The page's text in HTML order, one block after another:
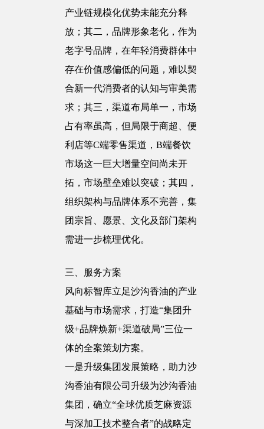
产业链规模化优势未能充分释
放；其二，品牌形象老化，作为
老字号品牌，在年轻消费群体中
存在价值感偏低的问题，难以契
合新一代消费者的认知与审美需
求；其三，渠道布局单一，市场
占有率虽高，但局限于商超、便
利店等C端零售渠道，B端餐饮
市场这一巨大增量空间尚未开
拓，市场壁垒难以突破；其四，
组织架构与品牌体系不完善，集
团宗旨、愿景、文化及部门架构
需进一步梳理优化。
三、服务方案
风向标智库立足沙沟香油的产业
基础与市场需求，打造“集团升
级+品牌焕新+渠道破局”三位一
体的全案策划方案。
一是升级集团发展策略，助力沙
沟香油有限公司升级为沙沟香油
集团，确立“全球优质芝麻资源
与深加工技术整合者”的战略定